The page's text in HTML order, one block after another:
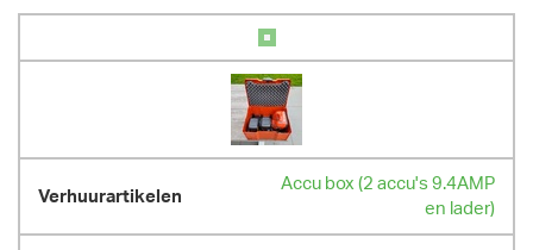
Accu box (2 accu's 9.4AMP
en lader)